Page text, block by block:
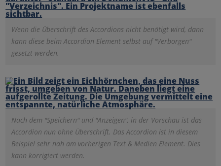
Wenn die Überschrift des Accordions nicht benötigt wird, dann
kann diese beim Accordion Element selbst auf "Verborgen"
gesetzt werden.
Nach dem "Speichern" und "Anzeigen", in der Vorschau ist das
Accordion nun ohne Überschrift. Das Accordion ist in diesem
Beispiel sehr nah am vorherigen Text & Medien Element. Dies
kann korrigiert werden.